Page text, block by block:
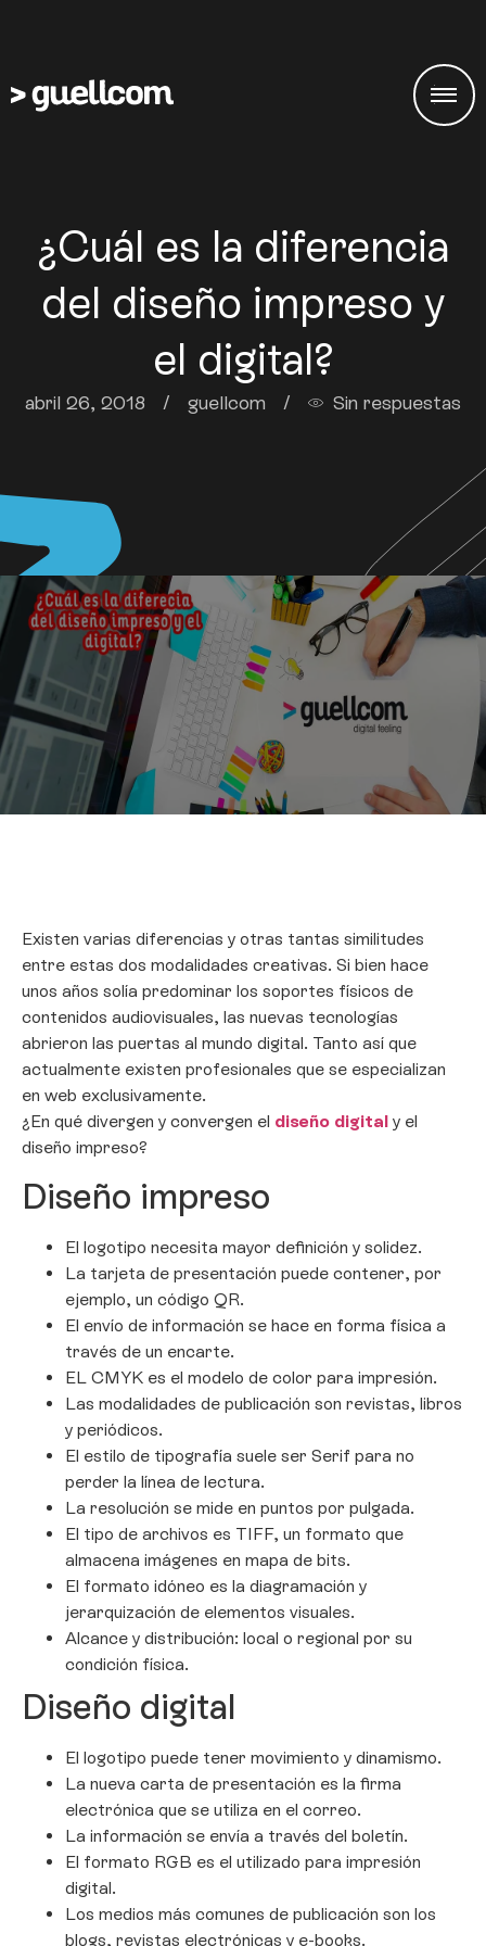
¿Cuál es la diferencia
del diseño impreso y
el digital?
abril 26, 2018 / guellcom / Sin respuestas
Existen varias diferencias y otras tantas similitudes
entre estas dos modalidades creativas. Si bien hace
unos años solía predominar los soportes físicos de
contenidos audiovisuales, las nuevas tecnologías
abrieron las puertas al mundo digital. Tanto así que
actualmente existen profesionales que se especializan
en web exclusivamente.
¿En qué divergen y convergen el diseño digital y el
diseño impreso?
Diseño impreso
El logotipo necesita mayor definición y solidez.
La tarjeta de presentación puede contener, por
ejemplo, un código QR.
El envío de información se hace en forma física a
través de un encarte.
EL CMYK es el modelo de color para impresión.
Las modalidades de publicación son revistas, libros
y periódicos.
El estilo de tipografía suele ser Serif para no
perder la línea de lectura.
La resolución se mide en puntos por pulgada.
El tipo de archivos es TIFF, un formato que
almacena imágenes en mapa de bits.
El formato idóneo es la diagramación y
jerarquización de elementos visuales.
Alcance y distribución: local o regional por su
condición física.
Diseño digital
El logotipo puede tener movimiento y dinamismo.
La nueva carta de presentación es la firma
electrónica que se utiliza en el correo.
La información se envía a través del boletín.
El formato RGB es el utilizado para impresión
digital.
Los medios más comunes de publicación son los
blogs, revistas electrónicas y e-books.